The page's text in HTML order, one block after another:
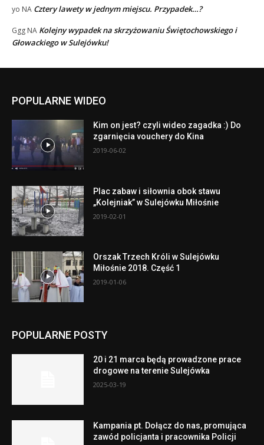
yo NA Cztery lawety w jednym miejscu. Przypadek…?
Ggg NA Kolejny wypadek na skrzyżowaniu Świętochowskiego i
Głowackiego w Sulejówku!
POPULARNE WIDEO
Kim on jest? czyli wideo zagadka :) Do
zgarnięcia vouchery do Kina
2019-06-02
Plac zabaw i siłownia obok stawu
„Kolejniak” w Sulejówku Miłośnie
2019-02-01
Orszak Trzech Króli w Sulejówku
Miłośnie 2018. Część 1
2019-01-06
POPULARNE POSTY
20 i 21 marca będą prowadzone prace
drogowe na terenie Sulejówka
2025-03-19
Kampania pt. Dołącz do nas, promująca
zawód policjanta i pracownika Policji